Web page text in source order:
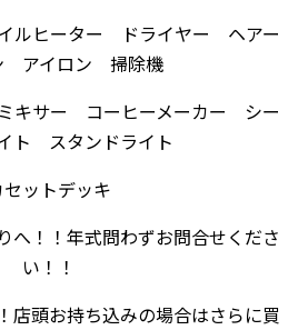
ルヒーター ドライヤー ヘアー
アイロン 掃除機
サー コーヒーメーカー シー
ト スタンドライト
セットデッキ
へ！！年式問わずお問合せくださ
い！！
店頭お持ち込みの場合はさらに買